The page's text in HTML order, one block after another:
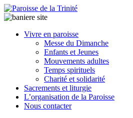
Vivre en paroisse
Messe du Dimanche
Enfants et Jeunes
Mouvements adultes
Temps spirituels
Charité et solidarité
Sacrements et liturgie
L’organisation de la Paroisse
Nous contacter